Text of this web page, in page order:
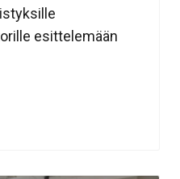
esittelemään